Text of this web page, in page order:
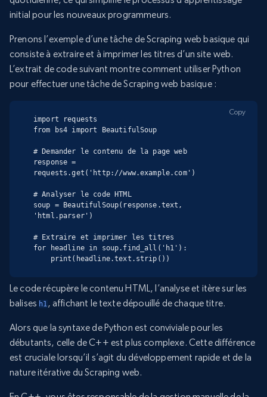
initial pour les nouveaux programmeurs.
Prenons l’exemple d’une tâche de Scraping web basique qui
consiste à extraire et à imprimer les titres d’un site web.
L’extrait de code suivant montre comment utiliser Python
pour effectuer une tâche de Scraping web basique :
import requests
from bs4 import BeautifulSoup
# Demander le contenu de la page web
response =
requests.get('http://www.example.com')
# Analyser le code HTML
soup = BeautifulSoup(response.text,
'html.parser')
# Extraire et imprimer les titres
for headline in soup.find_all('h1'):
    print(headline.text.strip())
Copy
Le code récupère le contenu HTML, l’analyse et itère sur les
balises h1 , affichant le texte dépouillé de chaque titre.
Alors que la syntaxe de Python est conviviale pour les
débutants, celle de C++ est plus complexe. Cette différence
est cruciale lorsqu’il s’agit du développement rapide et de la
nature itérative du Scraping web.